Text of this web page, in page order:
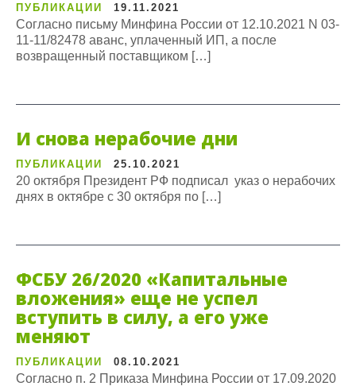
ПУБЛИКАЦИИ 19.11.2021
Согласно письму Минфина России от 12.10.2021 N 03-
11-11/82478 аванс, уплаченный ИП, а после
возвращенный поставщиком […]
И снова нерабочие дни
ПУБЛИКАЦИИ 25.10.2021
20 октября Президент РФ подписал указ о нерабочих
днях в октябре с 30 октября по […]
ФСБУ 26/2020 «Капитальные
вложения» еще не успел
вступить в силу, а его уже
меняют
ПУБЛИКАЦИИ 08.10.2021
Согласно п. 2 Приказа Минфина России от 17.09.2020